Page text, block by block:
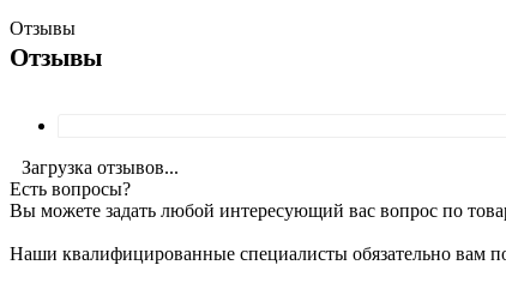
Отзывы
Отзывы
Загрузка отзывов...
Есть вопросы?
Вы можете задать любой интересующий вас вопрос по
Наши квалифицированные специалисты обязательно вам